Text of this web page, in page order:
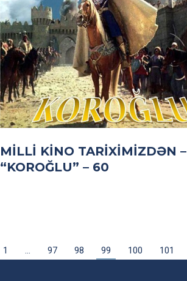
MILLI KINO TARIXIMIZDƏN –
“KOROĞLU” – 60
1 97 98 99 100 101